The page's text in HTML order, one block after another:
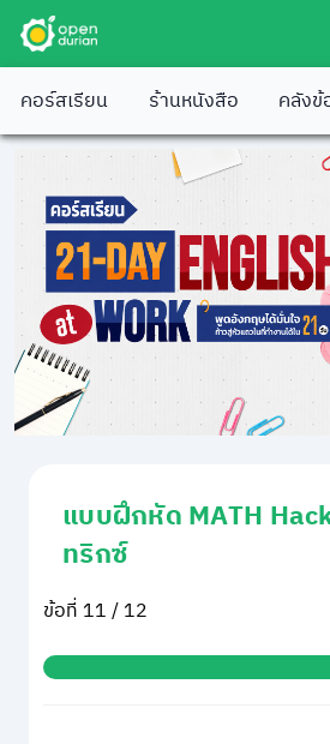
คอร์สเรียน ร้านหนังสือ คลัง
แบบฝึกหัด MATH
ทริกซ์
ข้อที่ 11 / 12